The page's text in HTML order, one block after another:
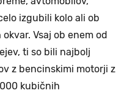
izgubili kolo ali ob
Vsaj ob enem od
ti so bili najbolj
z bencinskimi motorji z
kubičnih